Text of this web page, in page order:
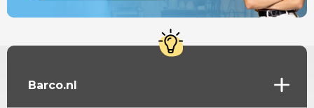
Barco.nl